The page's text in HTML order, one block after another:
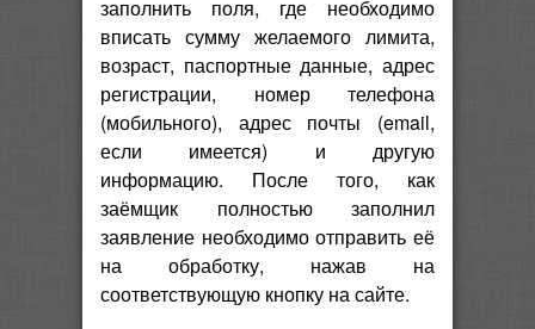
заполнить поля, где необходимо
вписать сумму желаемого лимита,
возраст, паспортные данные, адрес
регистрации, номер телефона
(мобильного), адрес почты (email,
если имеется) и другую
информацию. После того, как
заёмщик полностью заполнил
заявление необходимо отправить её
на обработку, нажав на
соответствующую кнопку на сайте.